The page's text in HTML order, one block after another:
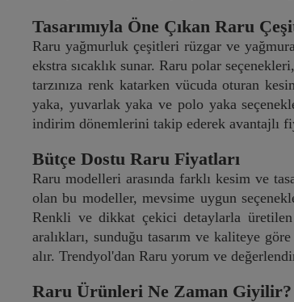
Tasarımıyla Öne Çıkan Raru
Raru yağmurluk çeşitleri rüzgar ve
ekstra sıcaklık sunar. Raru polar
tarzınıza renk katarken vücuda oturan
yaka, yuvarlak yaka ve polo yaka
indirim dönemlerini takip ederek avantajlı
Bütçe Dostu Raru Fiyatları
Raru modelleri arasında farklı kesim ve
olan bu modeller, mevsime uygun
Renkli ve dikkat çekici detaylarla üretilen
aralıkları, sunduğu tasarım ve kaliteye
alır. Trendyol'dan Raru yorum ve
Raru Ürünleri Ne Zaman Giyilir?